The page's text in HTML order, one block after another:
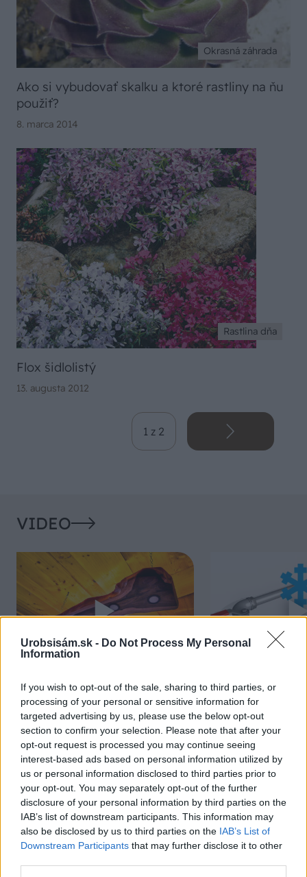
Urobsisám.sk - Do Not Process My Personal
Information
If you wish to opt-out of the sale, sharing to third parties, or
processing of your personal or sensitive information for
targeted advertising by us, please use the below opt-out
section to confirm your selection. Please note that after your
opt-out request is processed you may continue seeing
interest-based ads based on personal information utilized by
us or personal information disclosed to third parties prior to
your opt-out. You may separately opt-out of the further
disclosure of your personal information by third parties on the
IAB’s list of downstream participants. This information may
also be disclosed by us to third parties on the IAB’s List of
Downstream Participants that may further disclose it to other
Okrasná záhrada
Ako si vybudovať skalku a ktoré rastliny na ňu
použiť?
8. marca 2014
Rastlina dňa
Flox šidlolistý
13. augusta 2012
1 z 2
VIDEO
Chcete dominantu interiéru,
ktorá pritiahne pohľady?
Vyrobte si takéto masívne
orechové svietidlo
Prečo klasická
potrubia v
ako to vyriešiť
NAJČÍTANEJŠIE